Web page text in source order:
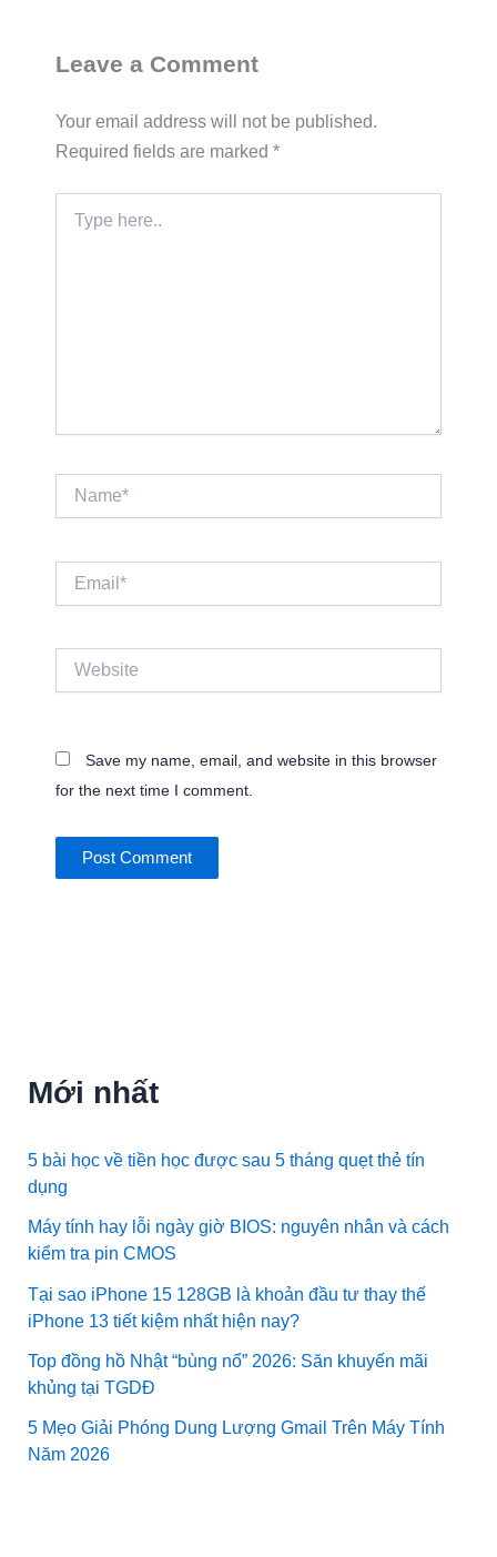
Leave a Comment
Your email address will not be published.
Required fields are marked *
here..
Website
Save my name, email, and website in this browser
for the next time I comment.
Mới nhất
5 bài học về tiền học được sau 5 tháng quẹt thẻ tín
dụng
Máy tính hay lỗi ngày giờ BIOS: nguyên nhân và cách
kiểm tra pin CMOS
Tại sao iPhone 15 128GB là khoản đầu tư thay thế
iPhone 13 tiết kiệm nhất hiện nay?
Top đồng hồ Nhật “bùng nổ” 2026: Săn khuyến mãi
khủng tại TGDĐ
5 Mẹo Giải Phóng Dung Lượng Gmail Trên Máy Tính
Năm 2026